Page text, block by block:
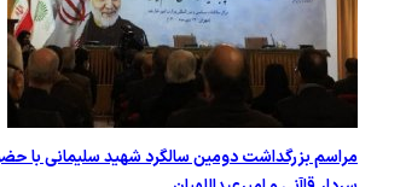
مراسم بزرگداشت دومین سالگرد شهید سلیمانی با